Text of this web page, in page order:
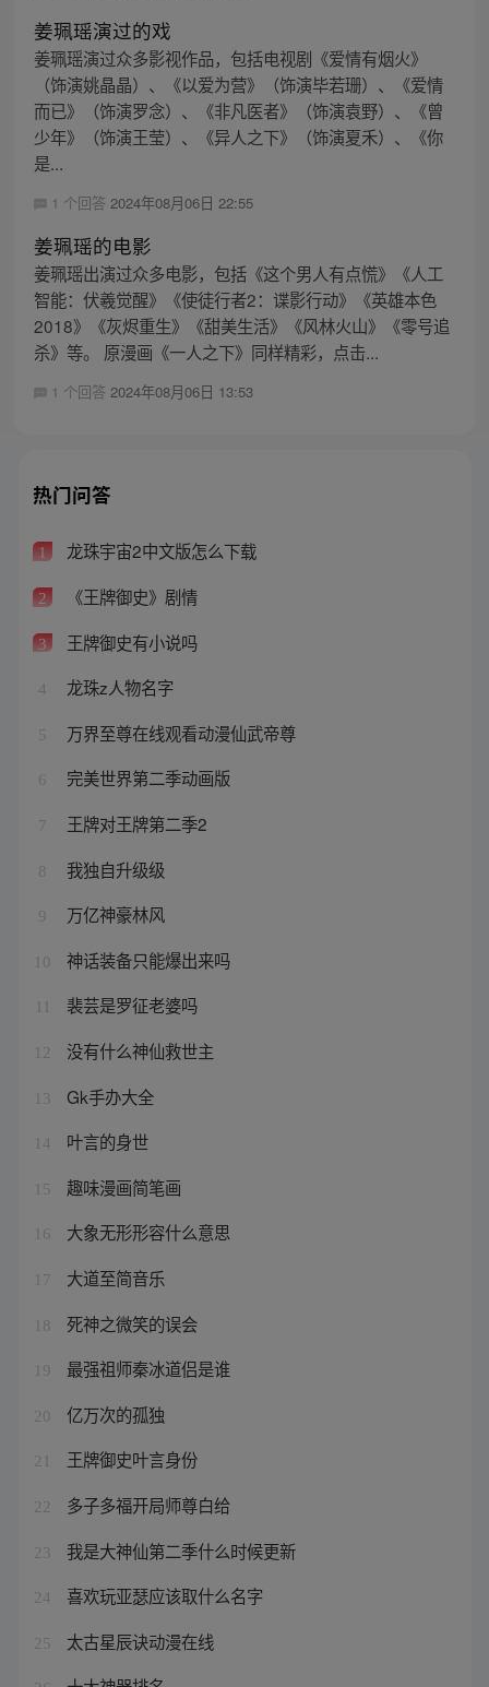
姜珮瑶演过的戏
姜珮瑶演过众多影视作品，包括电视剧《爱情有烟火》
（饰演姚晶晶）、《以爱为营》（饰演毕若珊）、《爱情
而已》（饰演罗念）、《非凡医者》（饰演袁野）、《曾
少年》（饰演王莹）、《异人之下》（饰演夏禾）、《你
是...
1 个回答 2024年08月06日 22:55
姜珮瑶的电影
姜珮瑶出演过众多电影，包括《这个男人有点慌》《人工
智能：伏羲觉醒》《使徒行者2：谍影行动》《英雄本色
2018》《灰烬重生》《甜美生活》《风林火山》《零号追
杀》等。 原漫画《一人之下》同样精彩，点击...
1 个回答 2024年08月06日 13:53
热门问答
1 龙珠宇宙2中文版怎么下载
2 《王牌御史》剧情
3 王牌御史有小说吗
4 龙珠z人物名字
5 万界至尊在线观看动漫仙武帝尊
6 完美世界第二季动画版
7 王牌对王牌第二季2
8 我独自升级级
9 万亿神豪林风
10 神话装备只能爆出来吗
裴芸是罗征老婆吗
12 没有什么神仙救世主
13 Gk手办大全
14 叶言的身世
15 趣味漫画简笔画
16 大象无形形容什么意思
17 大道至简音乐
18 死神之微笑的误会
19 最强祖师秦冰道侣是谁
20 亿万次的孤独
21 王牌御史叶言身份
22 多子多福开局师尊白给
23 我是大神仙第二季什么时候更新
24 喜欢玩亚瑟应该取什么名字
25 太古星辰诀动漫在线